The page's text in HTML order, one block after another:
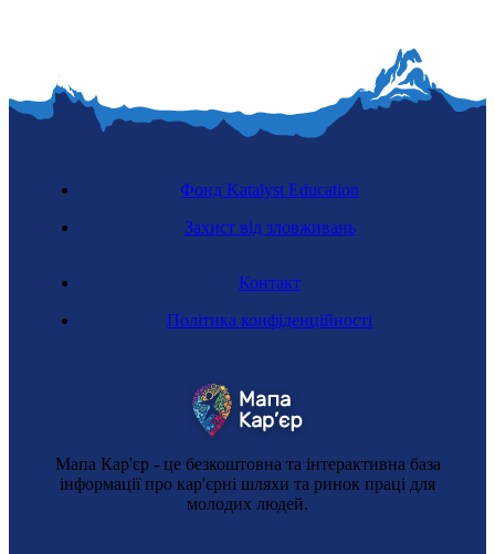
Мапа Кар'єр - це безкоштовна та інтерактивна база
інформації про кар'єрні шляхи та ринок праці для
молодих людей.
Контакт
Політика конфіденційності
Фонд Katalyst Education
Захист від зловживань